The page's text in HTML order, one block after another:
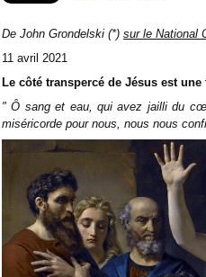
De John Grondelski (*) sur le National
11 avril 2021
Le côté transpercé de Jésus est
" Ô sang et eau, qui avez jailli du
miséricorde pour nous, nous nous